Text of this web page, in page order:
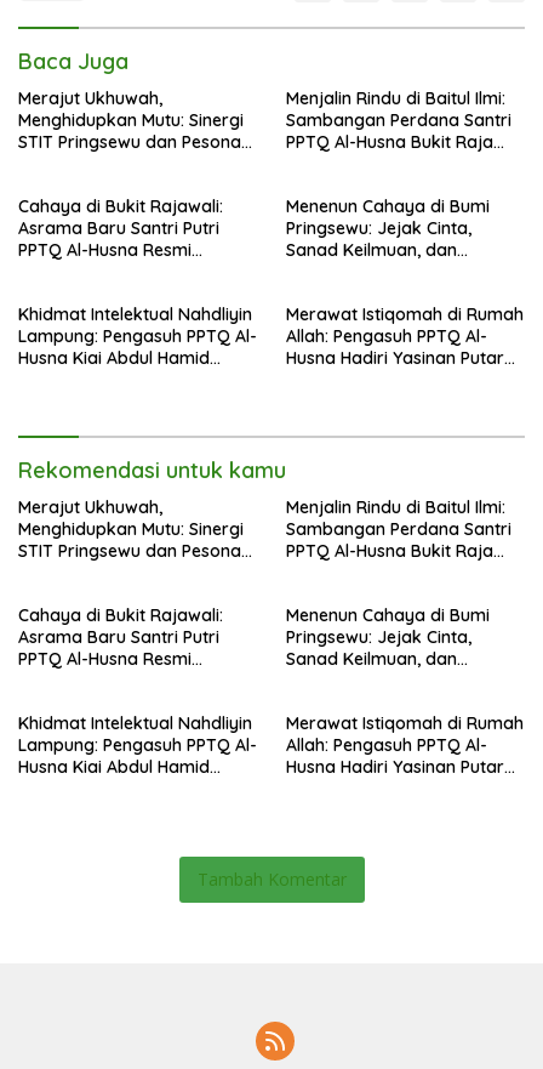
Baca Juga
Merajut Ukhuwah,
Menghidupkan Mutu: Sinergi
STIT Pringsewu dan Pesona
Menjalin Rindu di Baitul Ilmi:
Sambangan Perdana Santri
PPTQ Al-Husna Bukit Raja
Suci
Cahaya di Bukit Rajawali:
Asrama Baru Santri Putri
PPTQ Al-Husna Resmi
Menenun Cahaya di Bumi
Pringsewu: Jejak Cinta,
Sanad Keilmuan, dan
Nahdlatul Ulama
Khidmat Intelektual Nahdliyin
Lampung: Pengasuh PPTQ Al-
Husna Kiai Abdul Hamid
Merawat Istiqomah di Rumah
Allah: Pengasuh PPTQ Al-
Husna Hadiri Yasinan Putaran
Rekomendasi untuk kamu
Merajut Ukhuwah,
Menghidupkan Mutu: Sinergi
STIT Pringsewu dan Pesona
Menjalin Rindu di Baitul Ilmi:
Sambangan Perdana Santri
PPTQ Al-Husna Bukit Raja
Suci
Cahaya di Bukit Rajawali:
Asrama Baru Santri Putri
PPTQ Al-Husna Resmi
Menenun Cahaya di Bumi
Pringsewu: Jejak Cinta,
Sanad Keilmuan, dan
Nahdlatul Ulama
Khidmat Intelektual Nahdliyin
Lampung: Pengasuh PPTQ Al-
Husna Kiai Abdul Hamid
Merawat Istiqomah di Rumah
Allah: Pengasuh PPTQ Al-
Husna Hadiri Yasinan Putaran
Tambah Komentar